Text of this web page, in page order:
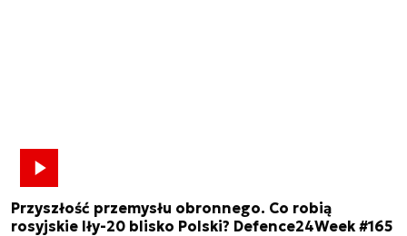
Przyszłość przemysłu obronnego. Co robią
rosyjskie Iły-20 blisko Polski? Defence24Week #165